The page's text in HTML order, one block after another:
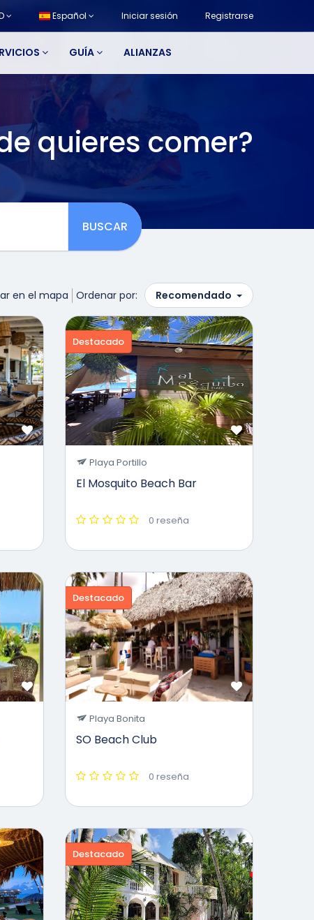
Español Iniciar sesión Registrarse
GUÍA ALIANZAS
quieres comer?
BUSCAR
en el mapa Ordenar por: Recomendado
Destacado
Playa Portillo
El Mosquito Beach Bar
0 reseña
Destacado
Playa Bonita
SO Beach Club
0 reseña
Destacado